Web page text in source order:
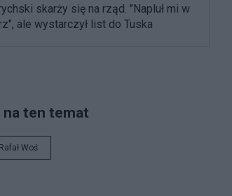
skarży się na rząd. "Napluł mi w
ale wystarczył list do Tuska
na ten temat
Rafał Woś